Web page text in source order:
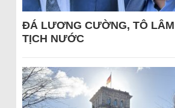
ĐÁ LƯƠNG CƯỜNG, TÔ
TỊCH NƯỚC